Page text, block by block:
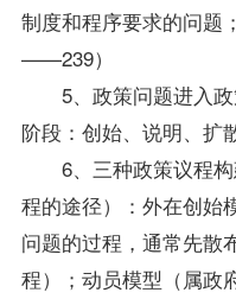
制度和程序要求的问题
——239）
5、政策问题进入政
阶段：创始、说明、扩
6、三种政策议程构
程的途径）：外在创始
问题的过程，通常先散
程）；动员模型（属政